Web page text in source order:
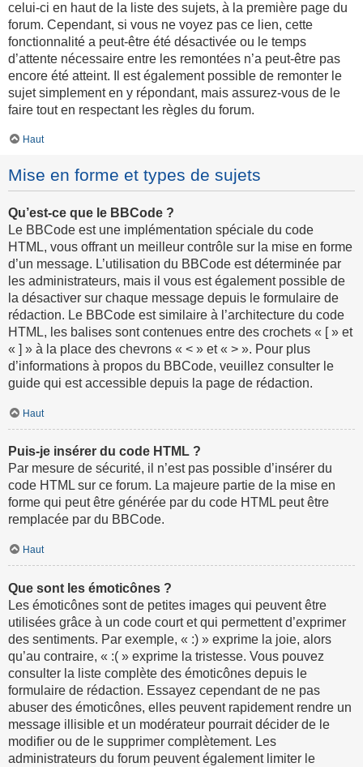
celui-ci en haut de la liste des sujets, à la première page du
forum. Cependant, si vous ne voyez pas ce lien, cette
fonctionnalité a peut-être été désactivée ou le temps
d’attente nécessaire entre les remontées n’a peut-être pas
encore été atteint. Il est également possible de remonter le
sujet simplement en y répondant, mais assurez-vous de le
faire tout en respectant les règles du forum.
Haut
Mise en forme et types de sujets
Qu’est-ce que le BBCode ?
Le BBCode est une implémentation spéciale du code
HTML, vous offrant un meilleur contrôle sur la mise en forme
d’un message. L’utilisation du BBCode est déterminée par
les administrateurs, mais il vous est également possible de
la désactiver sur chaque message depuis le formulaire de
rédaction. Le BBCode est similaire à l’architecture du code
HTML, les balises sont contenues entre des crochets « [ » et
« ] » à la place des chevrons « < » et « > ». Pour plus
d’informations à propos du BBCode, veuillez consulter le
guide qui est accessible depuis la page de rédaction.
Haut
Puis-je insérer du code HTML ?
Par mesure de sécurité, il n’est pas possible d’insérer du
code HTML sur ce forum. La majeure partie de la mise en
forme qui peut être générée par du code HTML peut être
remplacée par du BBCode.
Haut
Que sont les émoticônes ?
Les émoticônes sont de petites images qui peuvent être
utilisées grâce à un code court et qui permettent d’exprimer
des sentiments. Par exemple, « :) » exprime la joie, alors
qu’au contraire, « :( » exprime la tristesse. Vous pouvez
consulter la liste complète des émoticônes depuis le
formulaire de rédaction. Essayez cependant de ne pas
abuser des émoticônes, elles peuvent rapidement rendre un
message illisible et un modérateur pourrait décider de le
modifier ou de le supprimer complètement. Les
administrateurs du forum peuvent également limiter le